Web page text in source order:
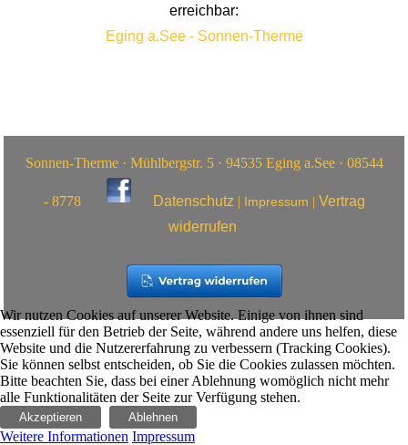
erreichbar:
Eging a.See - Sonnen-Therme
Sonnen-Therme · Mühlbergstr. 5 · 94535 Eging a.See · 08544
- 8778 Datenschutz | Impressum | Vertrag
widerrufen
Wir nutzen Cookies auf unserer Website. Einige von ihnen sind
essenziell für den Betrieb der Seite, während andere uns helfen, diese
Website und die Nutzererfahrung zu verbessern (Tracking Cookies).
Sie können selbst entscheiden, ob Sie die Cookies zulassen möchten.
Bitte beachten Sie, dass bei einer Ablehnung womöglich nicht mehr
alle Funktionalitäten der Seite zur Verfügung stehen.
Akzeptieren Ablehnen
Weitere Informationen Impressum